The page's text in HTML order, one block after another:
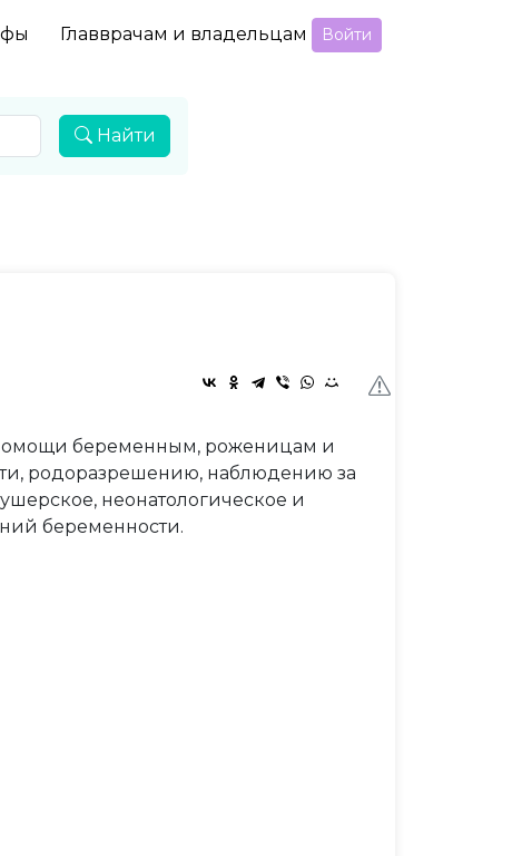
Главврачам и владельцам Войти
Найти
беременным, роженицам и
родоразрешению, наблюдению за
неонатологическое и
беременности.